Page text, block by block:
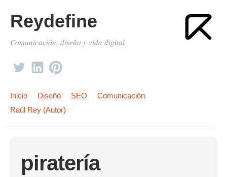
Reydefine
Comunicación, diseño y vida digital
Inicio Diseño SEO
Comunicación
Raúl Rey (Autor)
piratería